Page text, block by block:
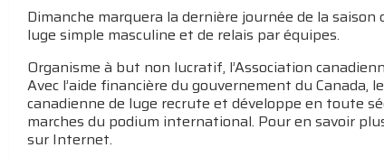
Dimanche marquera la dernière journée de la
luge simple masculine et de relais par équipes.
Organisme à but non lucratif, l’Association
Avec l’aide financière du gouvernement du Canada,
canadienne de luge recrute et développe en toute
marches du podium international. Pour en savoir
sur Internet.